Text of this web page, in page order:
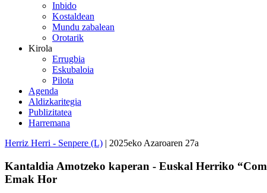
Inbido
Kostaldean
Mundu zabalean
Orotarik
Kirola
Errugbia
Eskubaloia
Pilota
Agenda
Aldizkaritegia
Publizitatea
Harremana
Herriz Herri - Senpere (L) | 2025eko Azaroaren 27a
Kantaldia Amotzeko kaperan - Euskal Herriko
Emak Hor